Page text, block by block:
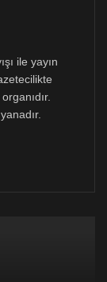
ile yayın